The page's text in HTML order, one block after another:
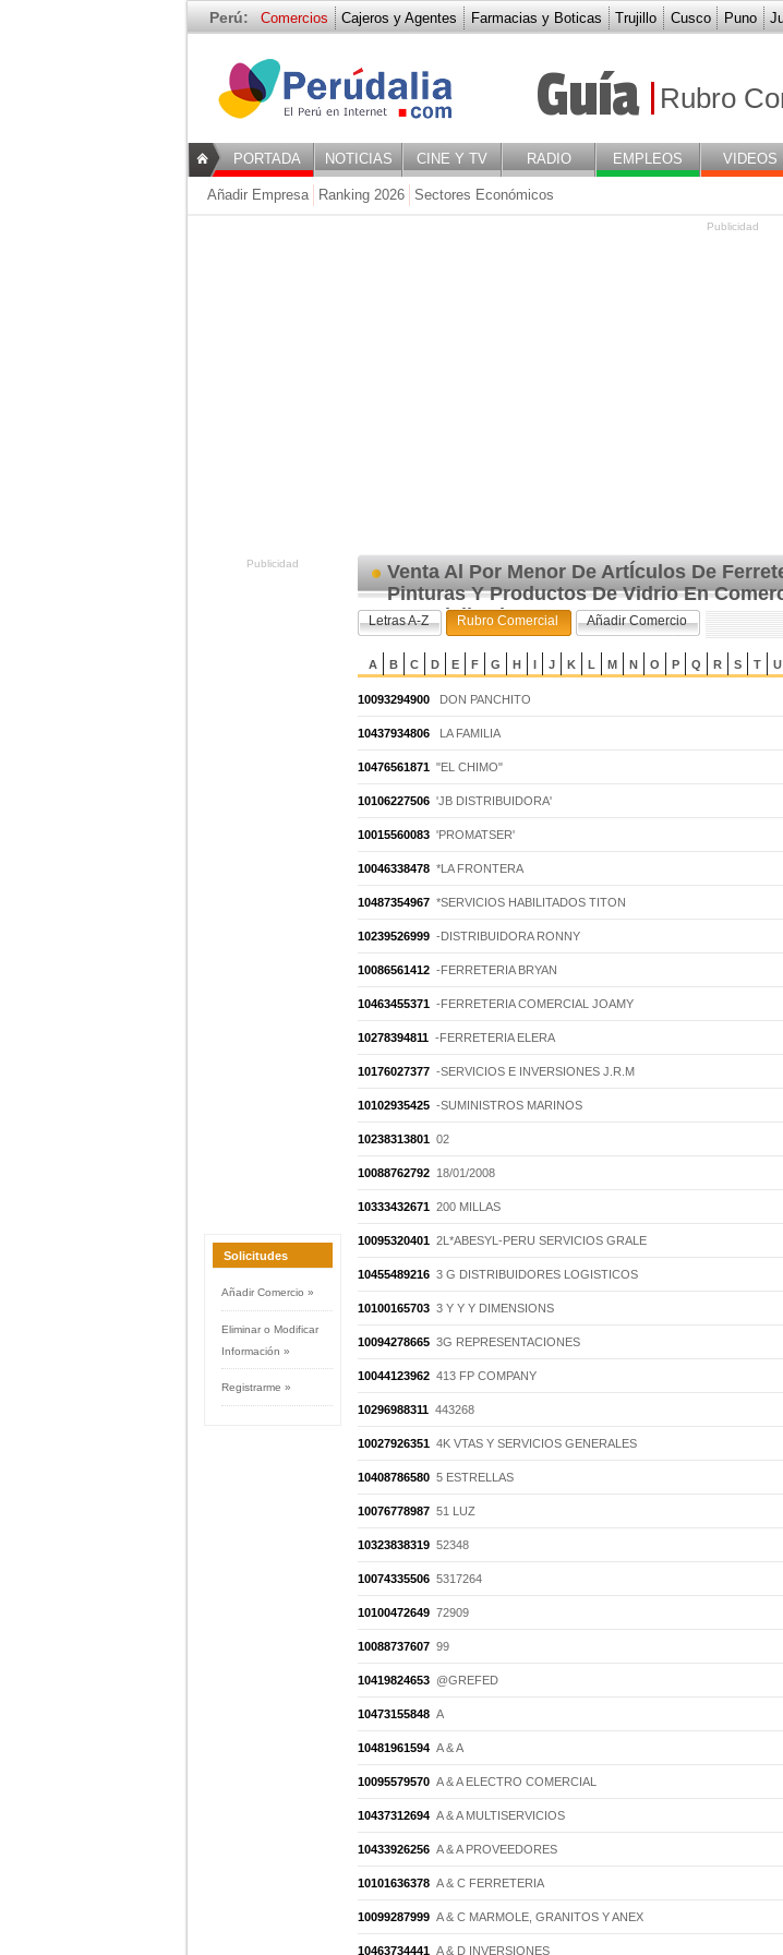
Perú: Comercios Cajeros y Agentes Farmacias y Boticas Trujillo Cusco Puno
Venta Al Por Menor De
Guía Rubro
PORTADA NOTICIAS CINE Y TV RADIO EMPLEOS VIDEOS
Añadir Empresa Ranking 2026 Sectores Económicos
Publicidad
Publicidad
Solicitudes
Añadir Comercio »
Eliminar o Modificar
Información »
Registrarme »
Venta Al Por Menor De ArtÍculos De
Pinturas Y Productos De Vidrio En
Especializados
Letras A-Z Rubro Comercial Añadir Comercio
A B C D E F G H I J K L M N O P Q R S T U
10093294900 DON PANCHITO
10437934806 LA FAMILIA
10476561871 "EL CHIMO"
10106227506 'JB DISTRIBUIDORA'
10015560083 'PROMATSER'
10046338478 *LA FRONTERA
10487354967 *SERVICIOS HABILITADOS TITON
10239526999 -DISTRIBUIDORA RONNY
10086561412 -FERRETERIA BRYAN
10463455371 -FERRETERIA COMERCIAL JOAMY
10278394811 -FERRETERIA ELERA
10176027377 -SERVICIOS E INVERSIONES J.R.M
10102935425 -SUMINISTROS MARINOS
10238313801 02
10088762792 18/01/2008
10333432671 200 MILLAS
10095320401 2L*ABESYL-PERU SERVICIOS GRALE
10455489216 3 G DISTRIBUIDORES LOGISTICOS
10100165703 3 Y Y Y DIMENSIONS
10094278665 3G REPRESENTACIONES
10044123962 413 FP COMPANY
10296988311 443268
10027926351 4K VTAS Y SERVICIOS GENERALES
10408786580 5 ESTRELLAS
10076778987 51 LUZ
10323838319 52348
10074335506 5317264
10100472649 72909
10088737607 99
10419824653 @GREFED
10473155848 A
10481961594 A & A
10095579570 A & A ELECTRO COMERCIAL
10437312694 A & A MULTISERVICIOS
10433926256 A & A PROVEEDORES
10101636378 A & C FERRETERIA
10099287999 A & C MARMOLE, GRANITOS Y ANEX
10463734441 A & D INVERSIONES